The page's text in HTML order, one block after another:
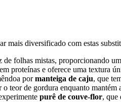
mais diversificado com estas
de folhas mistas, proporcionando
proteínas e oferece uma textura
pormanteiga de caju, que
o teor de gordura enquanto mantém
purê de couve-flor, que